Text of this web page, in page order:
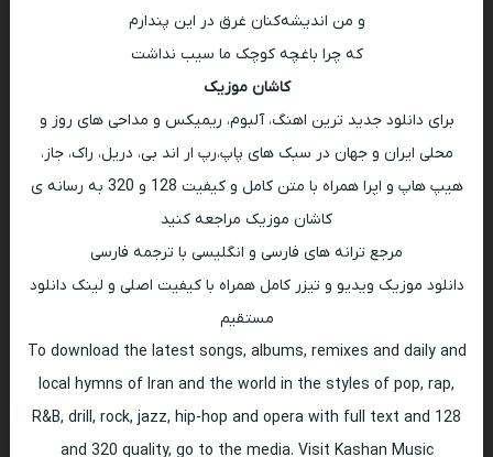
و من اندیشه‌کنان غرق در این پندارم
که چرا باغچه کوچک ما سیب نداشت
کاشان موزیک
برای دانلود جدید ترین اهنگ، آلبوم، ریمیکس و مداحی های روز و
محلی ایران و جهان در سبک های پاپ،رپ ار اند بی، دریل، راک، جاز،
هیپ هاپ و اپرا همراه با متن کامل و کیفیت 128 و 320 به رسانه ی
کاشان موزیک مراجعه کنید
مرجع ترانه های فارسی و انگلیسی با ترجمه فارسی
دانلود موزیک ویدیو و تیزر کامل همراه با کیفیت اصلی و لینک دانلود
مستقیم
To download the latest songs, albums, remixes and daily and
local hymns of Iran and the world in the styles of pop, rap,
R&B, drill, rock, jazz, hip-hop and opera with full text and 128
and 320 quality, go to the media. Visit Kashan Music